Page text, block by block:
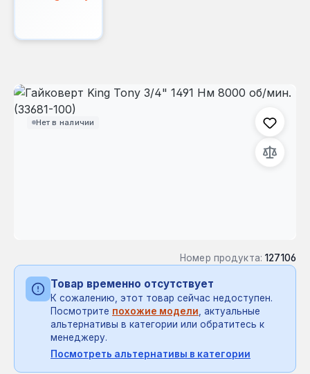
Нет в наличии
Пропустить галерею изображений
Номер продукта: 127106
Товар временно отсутствует
К сожалению, этот товар сейчас недоступен.
Посмотрите похожие модели , актуальные
альтернативы в категории или обратитесь к
менеджеру.
Посмотреть альтернативы в категории